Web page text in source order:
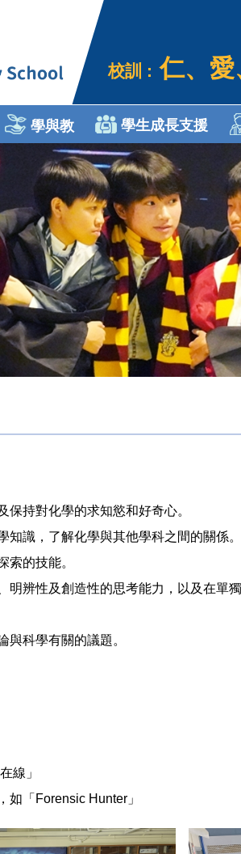
校訓 : 仁、愛
學與教 學生成長支援
保持對化學的求知慾和好奇心。
知識，了解化學與其他學科之間的關係。
索的技能。
明辨性及創造性的思考能力，以及在單
與科學有關的議題。
線」
如「Forensic Hunter」